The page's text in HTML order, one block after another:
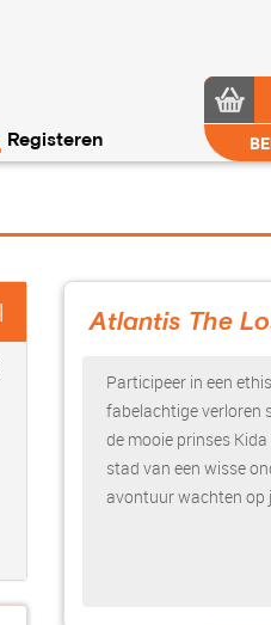
Registeren
Atlantis The
Participeer in een
fabelachtige verloren
de mooie prinses
stad van een wisse
avontuur wachten op